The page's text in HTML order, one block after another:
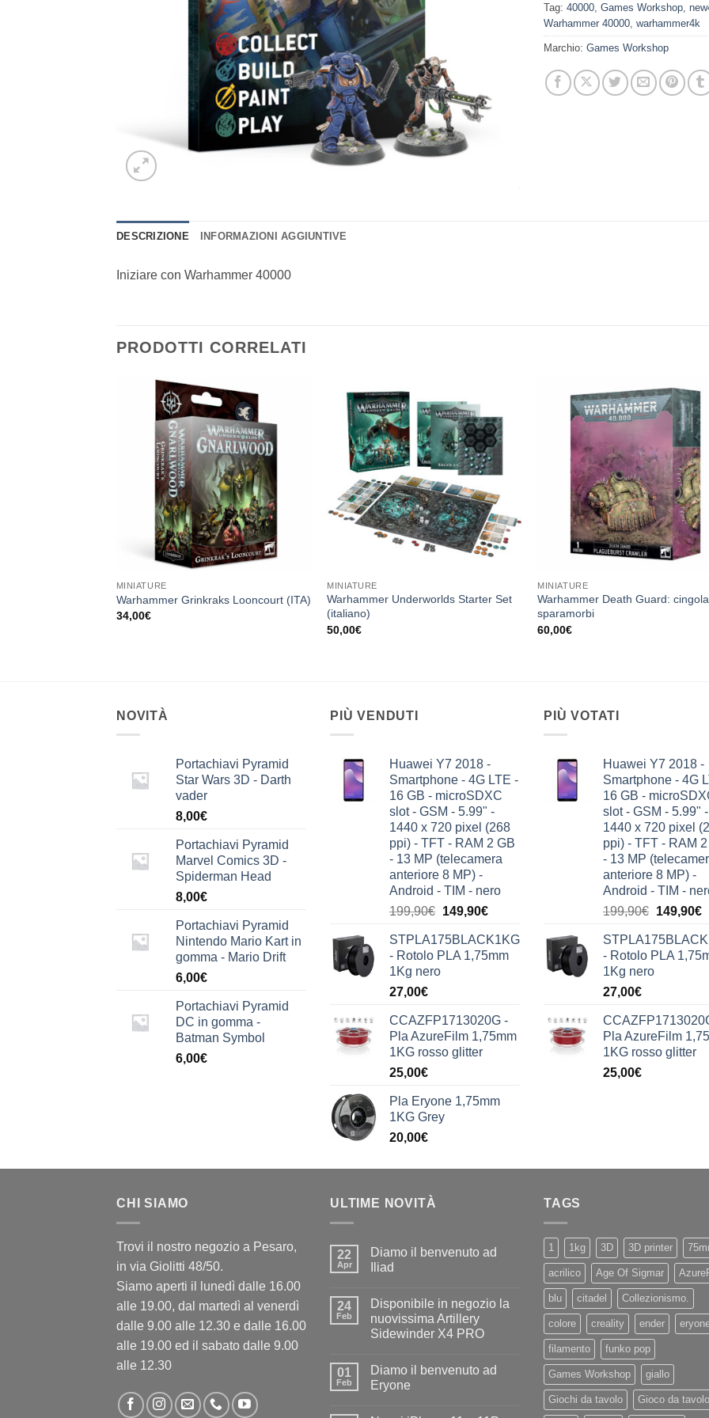
Tag: 40000 Games Workshop
Warhammer 40000 warhammer4k
Marchio: Games Workshop
DESCRIZIONE INFORMAZIONI AGGIUNTIVE
Iniziare con Warhammer 40000
PRODOTTI CORRELATI
Aggiungi
alla lista
desideri
MINIATURE
Warhammer Grinkraks Looncourt (ITA)
34,00€
Aggiungi
alla lista
dei
desideri
MINIATURE
Warhammer Underworlds Starter Set
(italiano)
50,00€
alla
dei
MINIATURE
Warhammer Death Guard:
sparamorbi
60,00€
NOVITÀ
Portachiavi Pyramid
Star Wars 3D - Darth
vader
8,00€
Portachiavi Pyramid
Marvel Comics 3D -
Spiderman Head
8,00€
Portachiavi Pyramid
Nintendo Mario Kart in
gomma - Mario Drift
6,00€
Portachiavi Pyramid
DC in gomma -
Batman Symbol
6,00€
PIÙ VENDUTI
Huawei Y7 2018 -
Smartphone - 4G LTE -
16 GB - microSDXC
slot - GSM - 5.99" -
1440 x 720 pixel (268
ppi) - TFT - RAM 2 GB
- 13 MP (telecamera
anteriore 8 MP) -
Android - TIM - nero
199,90€ Il
originale
era:
149,90€Il
attuale
è:
STPLA175BLACK1KG
- Rotolo PLA 1,75mm
1Kg nero
27,00€
CCAZFP1713020G -
Pla AzureFilm 1,75mm
1KG rosso glitter
25,00€
Pla Eryone 1,75mm
1KG Grey
20,00€
PIÙ VOTATI
Huawei Y7 2018 -
Smartphone - 4G
16 GB -
slot - GSM - 5.99" -
1440 x 720 pixel
ppi) - TFT - RAM
- 13 MP
anteriore 8 MP) -
Android - TIM -
199,90€ Il
originale
era:
149,90€Il
- Rotolo PLA
1Kg nero
27,00€
Pla AzureFilm
1KG rosso glitter
25,00€
CHI SIAMO
Trovi il nostro negozio a Pesaro,
in via Giolitti 48/50.
Siamo aperti il lunedì dalle 16.00
alle 19.00, dal martedì al venerdì
dalle 9.00 alle 12.30 e dalle 16.00
alle 19.00 ed il sabato dalle 9.00
alle 12.30
ULTIME NOVITÀ
22
Apr
Diamo il benvenuto ad
Iliad
su
Diamo
il
benvenuto
24
Feb
Disponibile in negozio la
nuovissima Artillery
Sidewinder X4 PRO
su
Disponibile
in
01
Feb
Diamo il benvenuto ad
Eryone
TAGS
1 1kg 3D 3D printer
acrilico Age Of Sigmar
blu citadel Collezionismo.
colore creality ender
filamento funko pop
Games Workshop giallo
Giochi da tavolo Gioco da tavolo